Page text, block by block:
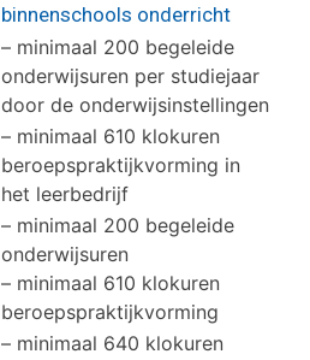
binnenschools onderricht
– minimaal 200 begeleide
onderwijsuren per studiejaar
door de onderwijsinstellingen
– minimaal 610 klokuren
beroepspraktijkvorming in
het leerbedrijf
– minimaal 200 begeleide
onderwijsuren
– minimaal 610 klokuren
beroepspraktijkvorming
– minimaal 640 klokuren